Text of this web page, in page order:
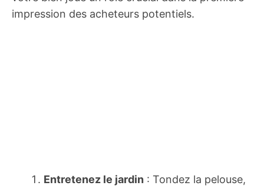
impression des acheteurs potentiels.
Entretenez le jardin : Tondez la pelouse,